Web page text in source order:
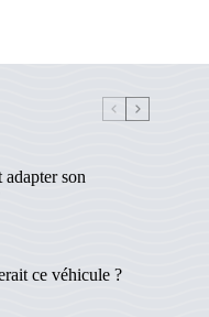
son
ce véhicule ?